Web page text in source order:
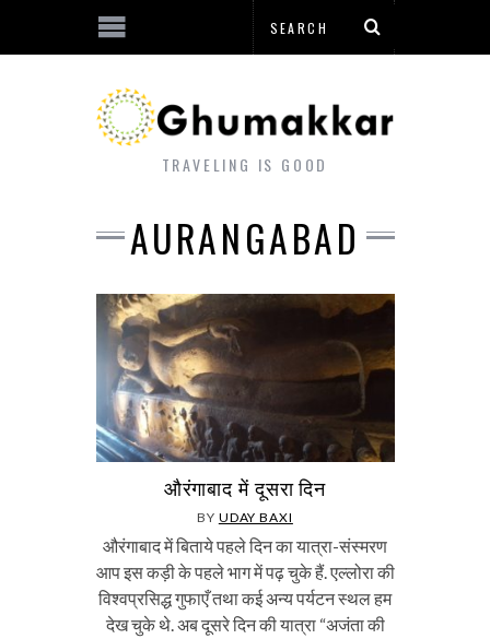
TRAVELING IS GOOD
AURANGABAD
औरंगाबाद में दूसरा दिन
BY UDAY BAXI
औरंगाबाद में बिताये पहले दिन का यात्रा-संस्मरण
आप इस कड़ी के पहले भाग में पढ़ चुके हैं. एल्लोरा की
विश्वप्रसिद्ध गुफाएँ तथा कई अन्य पर्यटन स्थल हम
देख चुके थे. अब दूसरे दिन की यात्रा “अजंता की